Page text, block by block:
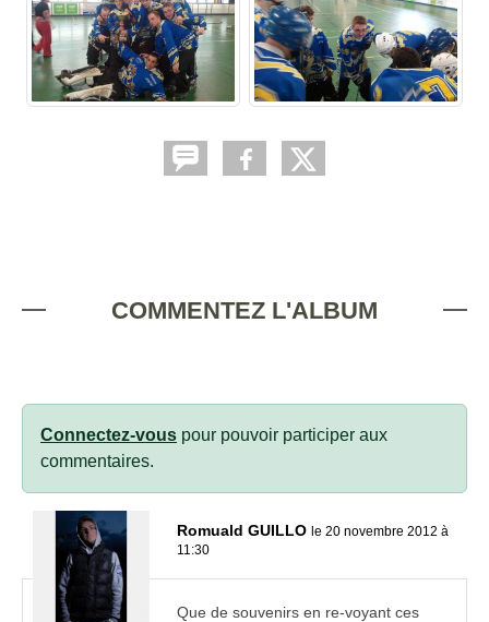
COMMENTEZ L'ALBUM
Connectez-vous pour pouvoir participer aux
commentaires.
Romuald GUILLO le 20 novembre 2012 à
11:30
Que de souvenirs en re-voyant ces